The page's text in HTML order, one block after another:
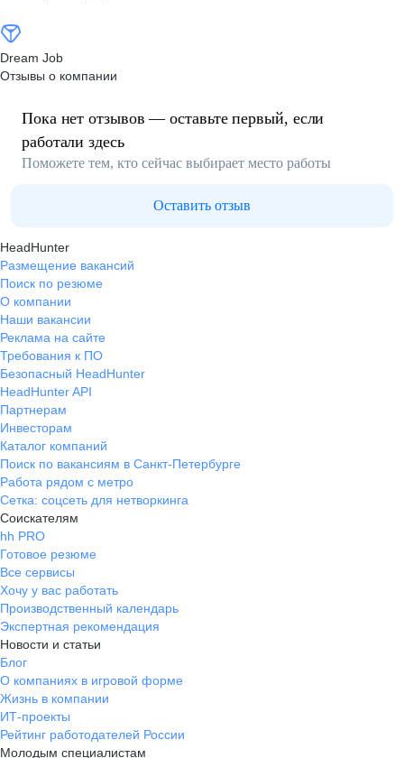
Dream Job
Отзывы о компании
Пока нет отзывов — оставьте первый, если
работали здесь
Поможете тем, кто сейчас выбирает место работы
Оставить отзыв
HeadHunter
Размещение вакансий
Поиск по резюме
О компании
Наши вакансии
Реклама на сайте
Требования к ПО
Безопасный HeadHunter
HeadHunter API
Партнерам
Инвесторам
Каталог компаний
Поиск по вакансиям в Санкт-Петербурге
Работа рядом с метро
Сетка: соцсеть для нетворкинга
Соискателям
hh PRO
Готовое резюме
Все сервисы
Хочу у вас работать
Производственный календарь
Экспертная рекомендация
Новости и статьи
Блог
О компаниях в игровой форме
Жизнь в компании
ИТ-проекты
Рейтинг работодателей России
Молодым специалистам